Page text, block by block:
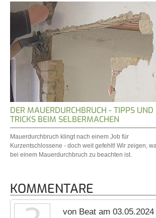
DER MAUERDURCHBRUCH - TIPPS UND
TRICKS BEIM SELBERMACHEN
Mauerdurchbruch klingt nach einem Job für
Kurzentschlossene - doch weit gefehlt! Wir zeigen,
bei einem Mauerdurchbruch zu beachten ist.
KOMMENTARE
von Beat am 03.05.2024